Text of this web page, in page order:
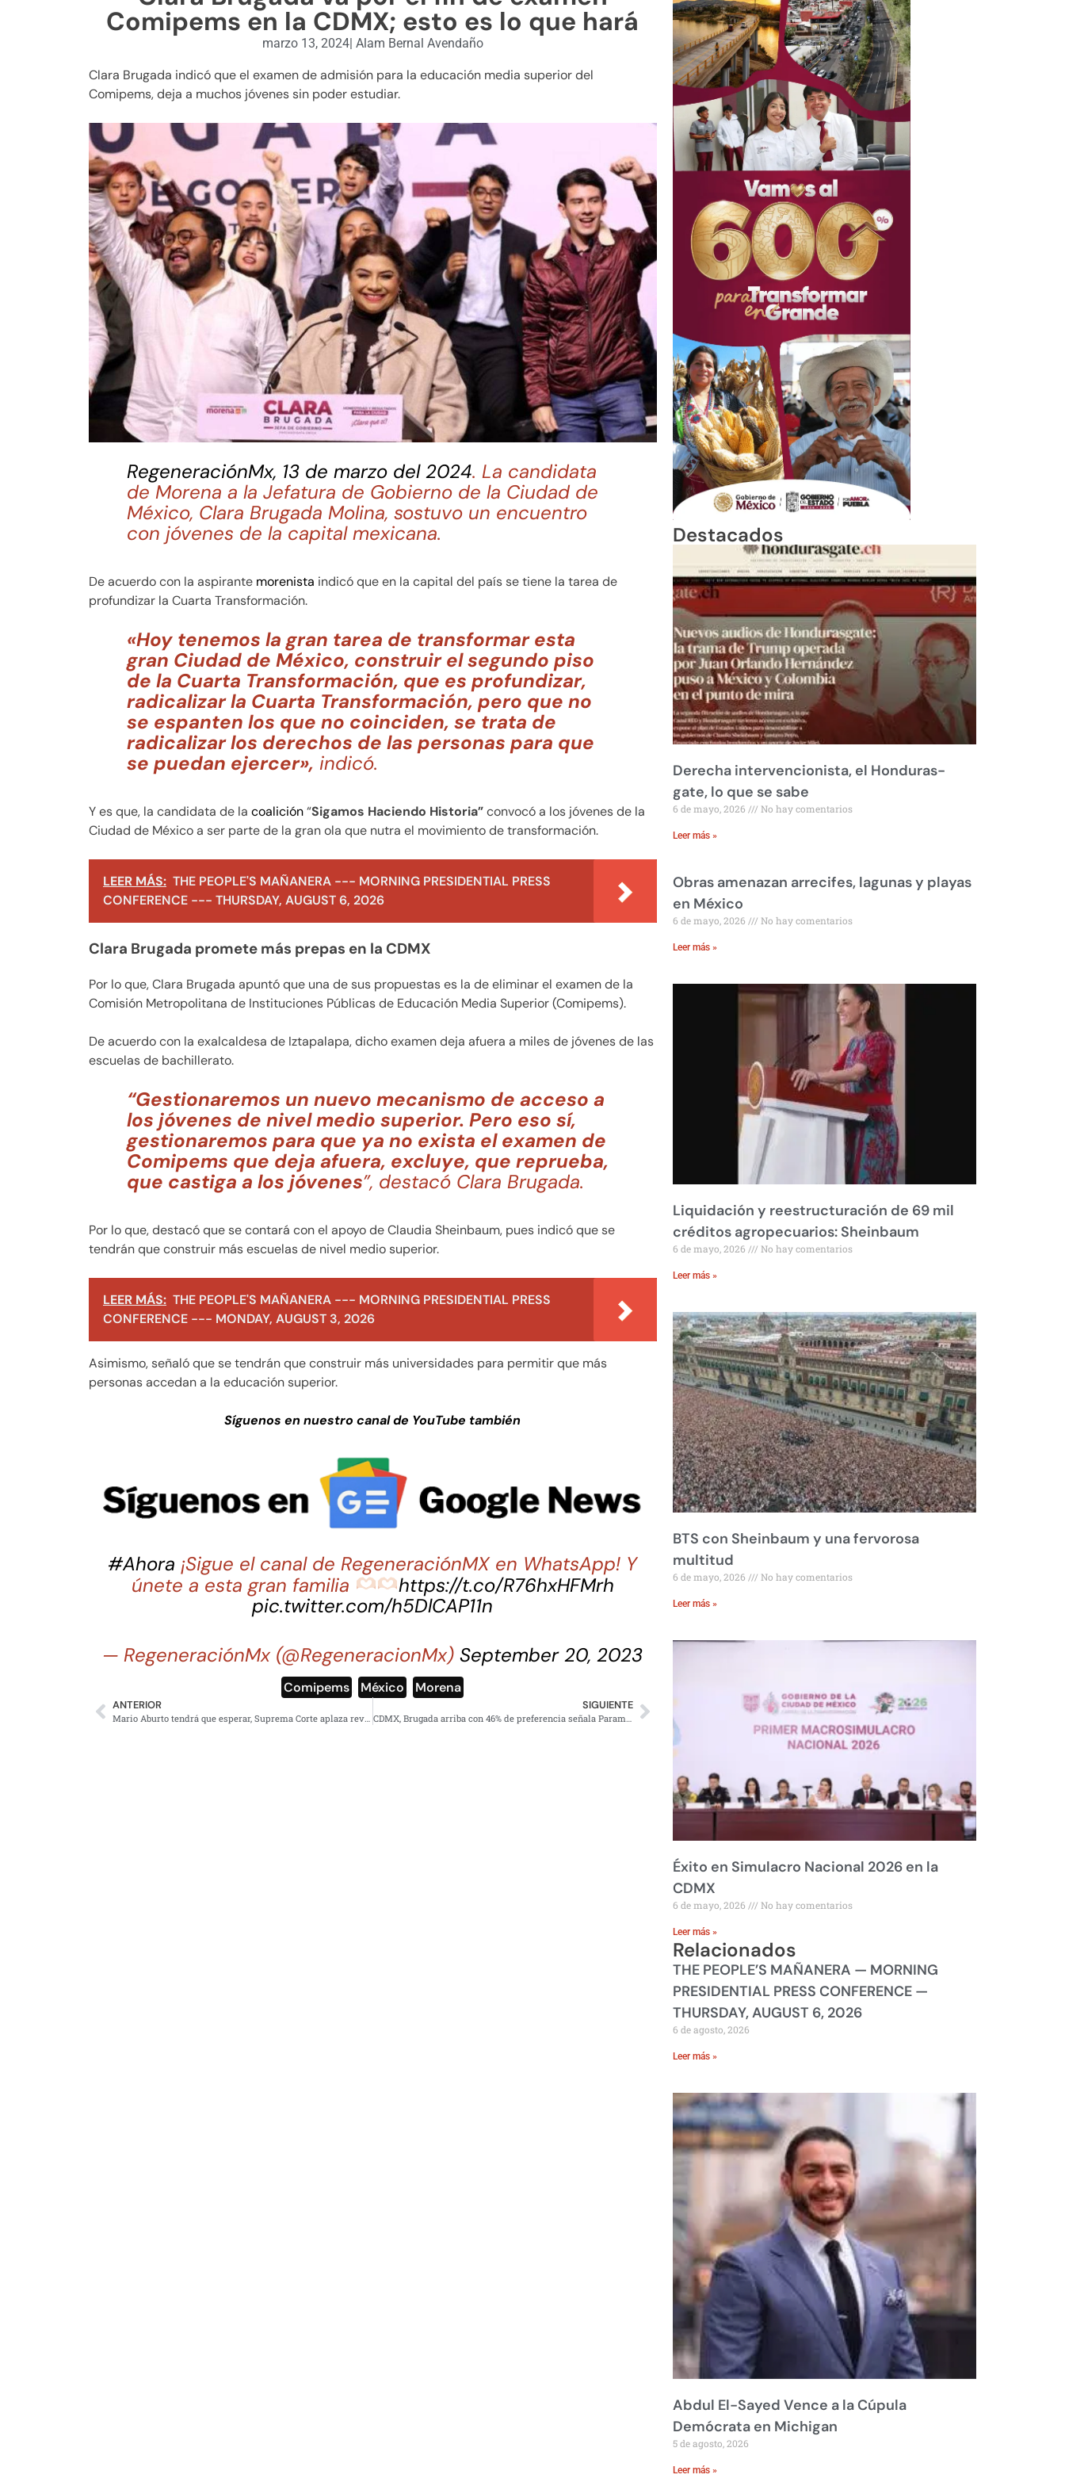
Comipems en la CDMX; esto es lo que hará
marzo 13, 2024| Alam Bernal Avendaño
Clara Brugada indicó que el examen de admisión para la educación media superior del
Comipems, deja a muchos jóvenes sin poder estudiar.
RegeneraciónMx, 13 de marzo del 2024. La candidata
de Morena a la Jefatura de Gobierno de la Ciudad de
México, Clara Brugada Molina, sostuvo un encuentro
con jóvenes de la capital mexicana.
De acuerdo con la aspirante morenista indicó que en la capital del país se tiene la tarea de
profundizar la Cuarta Transformación.
«Hoy tenemos la gran tarea de transformar esta
gran Ciudad de México, construir el segundo piso
de la Cuarta Transformación, que es profundizar,
radicalizar la Cuarta Transformación, pero que no
se espanten los que no coinciden, se trata de
radicalizar los derechos de las personas para que
se puedan ejercer», indicó.
Y es que, la candidata de la coalición“Sigamos Haciendo Historia”convocó a los jóvenes de la
Ciudad de México a ser parte de la gran ola que nutra el movimiento de transformación.
LEER MÁS: THE PEOPLE'S MAÑANERA --- MORNING PRESIDENTIAL PRESS
CONFERENCE --- THURSDAY, AUGUST 6, 2026
Clara Brugada promete más prepas en la CDMX
Por lo que, Clara Brugada apuntó que una de sus propuestas es la de eliminar el examen de la
Comisión Metropolitana de Instituciones Públicas de Educación Media Superior (Comipems).
De acuerdo con la exalcaldesa de Iztapalapa, dicho examen deja afuera a miles de jóvenes de las
escuelas de bachillerato.
“Gestionaremos un nuevo mecanismo de acceso a
los jóvenes de nivel medio superior. Pero eso sí,
gestionaremos para que ya no exista el examen de
Comipems que deja afuera, excluye, que reprueba,
que castiga a los jóvenes”, destacó Clara Brugada.
Por lo que, destacó que se contará con el apoyo de Claudia Sheinbaum, pues indicó que se
tendrán que construir más escuelas de nivel medio superior.
LEER MÁS: THE PEOPLE'S MAÑANERA --- MORNING PRESIDENTIAL PRESS
CONFERENCE --- MONDAY, AUGUST 3, 2026
Asimismo, señaló que se tendrán que construir más universidades para permitir que más
personas accedan a la educación superior.
Síguenos en nuestro canal de YouTube también
#Ahora ¡Sigue el canal de RegeneraciónMX en WhatsApp! Y
únete a esta gran familia
https://t.co/R76hxHFMrh
pic.twitter.com/h5DlCAP11n
— RegeneraciónMx (@RegeneracionMx)September 20, 2023
Comipems México Morena
ANTERIOR
Mario Aburto tendrá que esperar, Suprema Corte aplaza revisión del caso
SIGUIENTE
CDMX, Brugada arriba con 46% de preferencia señala Parametría
Destacados
Derecha intervencionista, el Honduras-
gate, lo que se sabe
6 de mayo, 2026 No hay comentarios
Leer más »
Obras amenazan arrecifes, lagunas y playas
en México
6 de mayo, 2026 No hay comentarios
Leer más »
Liquidación y reestructuración de 69 mil
créditos agropecuarios: Sheinbaum
6 de mayo, 2026 No hay comentarios
Leer más »
BTS con Sheinbaum y una fervorosa
multitud
6 de mayo, 2026 No hay comentarios
Leer más »
Éxito en Simulacro Nacional 2026 en la
CDMX
6 de mayo, 2026 No hay comentarios
Leer más »
Relacionados
THE PEOPLE’S MAÑANERA — MORNING
PRESIDENTIAL PRESS CONFERENCE —
THURSDAY, AUGUST 6, 2026
6 de agosto, 2026
Leer más »
Abdul El-Sayed Vence a la Cúpula
Demócrata en Michigan
5 de agosto, 2026
Leer más »